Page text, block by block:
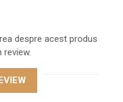
despre acest produs
review.